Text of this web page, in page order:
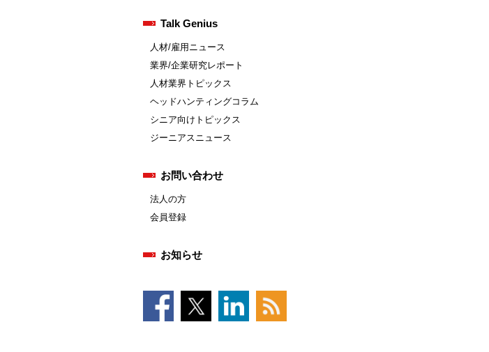
Talk Genius
人材/雇用ニュース
業界/企業研究レポート
人材業界トピックス
ヘッドハンティングコラム
シニア向けトピックス
ジーニアスニュース
お問い合わせ
法人の方
会員登録
お知らせ